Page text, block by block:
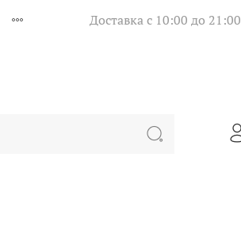
Доставка с 10:00 до 21:00